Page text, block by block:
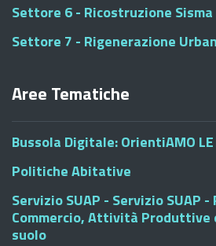
Settore 6 - Ricostruzione Sisma
Settore 7 - Rigenerazione
Aree Tematiche
Bussola Digitale: OrientiAMO LE
Politiche Abitative
Servizio SUAP - Servizio SUAP
Commercio, Attività Produttive
suolo